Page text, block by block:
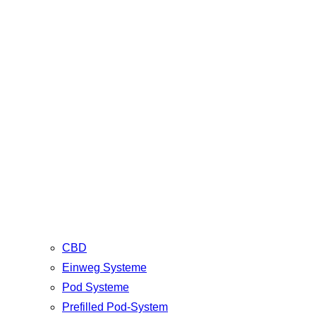
CBD
Einweg Systeme
Pod Systeme
Prefilled Pod-System